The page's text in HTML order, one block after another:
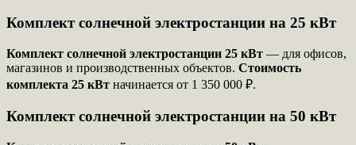
Комплект солнечной электростанции на 25 кВт
Комплект солнечной электростанции 25 кВт — для офисов,
магазинов и производственных объектов. Стоимость
комплекта 25 кВт начинается от 1 350 000 ₽.
Комплект солнечной электростанции на 50 кВт